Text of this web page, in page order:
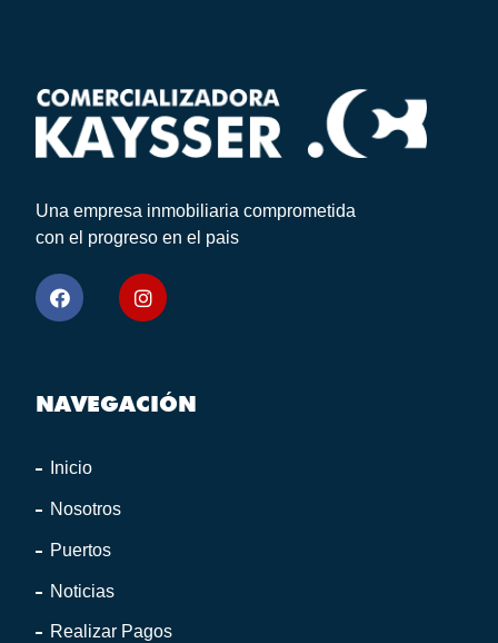
Una empresa inmobiliaria comprometida
con el progreso en el pais
NAVEGACIÓN
Inicio
Nosotros
Puertos
Noticias
Realizar Pagos